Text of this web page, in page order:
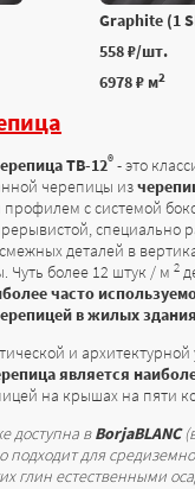
Graphite (1
558 ₽/шт.
6978 ₽ м2
TB-12® - это
черепицы из
с системой
специально
деталей в
Чуть более 12 штук / м 2
часто
в жилых
и
является
на крышах на пяти
доступна вBorjaBLANC
подходит для
глин естественными